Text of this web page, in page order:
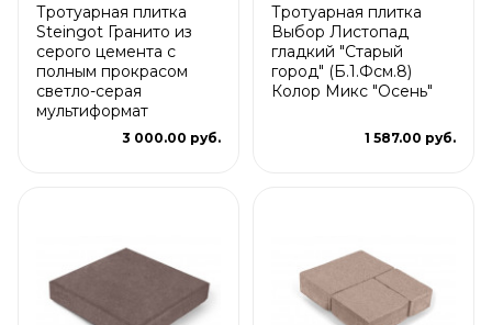
Тротуарная плитка
Steingot Гранито из
серого цемента с
полным прокрасом
светло-серая
мультиформат
3 000.00 руб.
Тротуарная плитка
Выбор Листопад
гладкий "Старый
город" (Б.1.Фсм.8)
Колор Микс "Осень"
1 587.00 руб.